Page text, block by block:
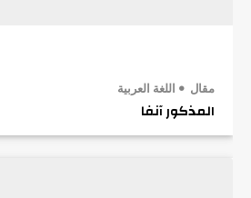
مقال اللغة العربية
المذكور آنفا